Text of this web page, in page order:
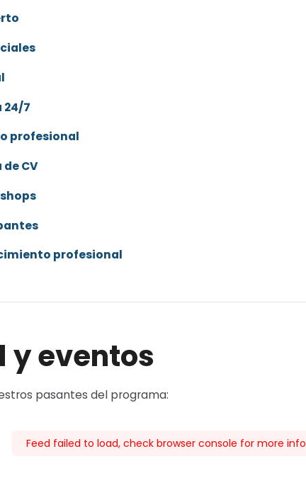
24/7
profesional
CV
profesional
y eventos
pasantes del programa:
Feed failed to load, check browser console for more info